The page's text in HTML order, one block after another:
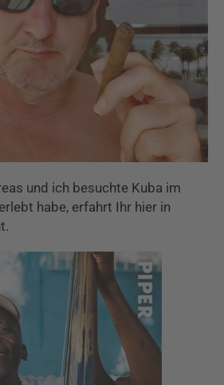
und ich besuchte Kuba im
habe, erfahrt Ihr hier in